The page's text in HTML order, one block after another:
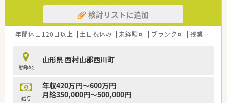
検討リストに追加
年間休日120日以上 土日祝休み 未経験可 ブランク可 残業なし(ほぼなし含む)
勤務地
山形県 西村山郡西川町
給与
年収420万円～600万円
月給350,000円～500,000円